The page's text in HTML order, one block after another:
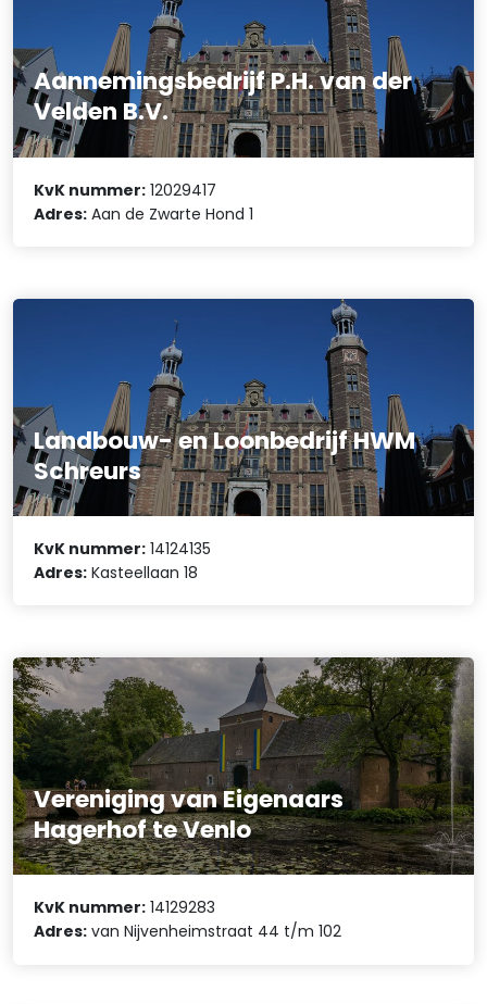
Aannemingsbedrijf P.H. van der
Velden B.V.
KvK nummer: 12029417
Adres: Aan de Zwarte Hond 1
Landbouw- en Loonbedrijf HWM
Schreurs
KvK nummer: 14124135
Adres: Kasteellaan 18
Vereniging van Eigenaars
Hagerhof te Venlo
KvK nummer: 14129283
Adres: van Nijvenheimstraat 44 t/m 102